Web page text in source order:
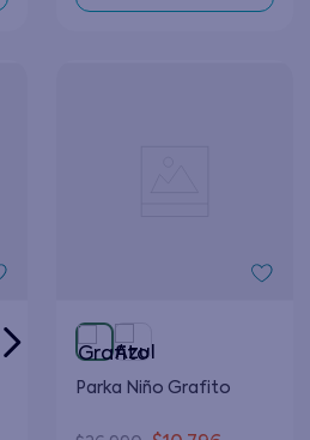
Parka Niño Grafito